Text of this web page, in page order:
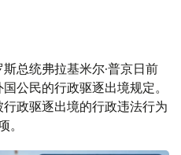
总统弗拉基米尔·普京日前
公民的行政驱逐出境规定。
政驱逐出境的行政违法行为
。